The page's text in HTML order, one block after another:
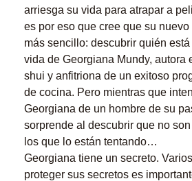
arriesga su vida para atrapar a
es por eso que cree que su
más sencillo: descubrir quién
vida de Georgiana Mundy, autora
shui y anfitriona de un exitoso
de cocina. Pero mientras que
Georgiana de un hombre de su
sorprende al descubrir que no
los que lo están tentando…
Georgiana tiene un secreto.
proteger sus secretos es